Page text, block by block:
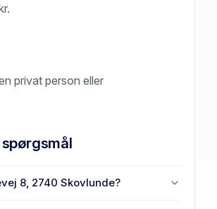
privat person eller
8, 2740 Skovlunde?